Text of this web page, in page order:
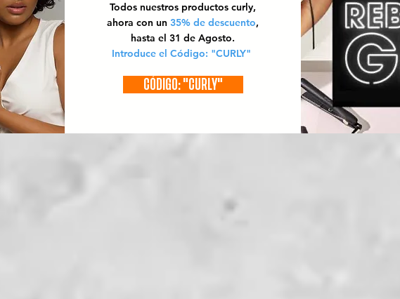
Todos nuestros productos curly,
ahora con un 35% de descuento,
hasta el 31 de Agosto.
Introduce el Código: "CURLY"
CÓDIGO: "CURLY"